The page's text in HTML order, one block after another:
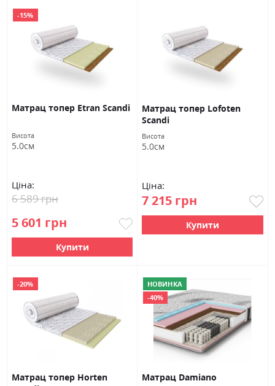
-15%
Матрац топер Etran Scandi
Висота
5.0см
Ціна:
5 601 грн
6 589 грн
Купити
Матрац топер Lofoten
Scandi
Висота
5.0см
Ціна:
7 215 грн
Купити
-20%
Матрац топер Horten
НОВИНКА
-40%
Матрац Damiano